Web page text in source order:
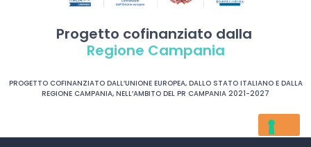
Progetto cofinanziato dalla
Regione Campania
PROGETTO COFINANZIATO DALL’UNIONE EUROPEA, DALLO STATO ITALIANO E DALLA
REGIONE CAMPANIA, NELL’AMBITO DEL PR CAMPANIA 2021-2027